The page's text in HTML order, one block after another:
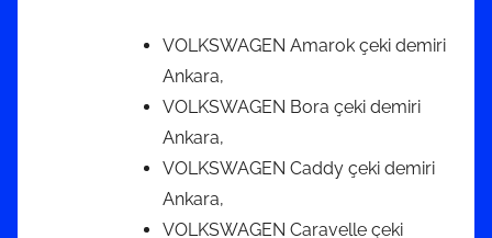
VOLKSWAGEN Amarok çeki demiri
Ankara,
VOLKSWAGEN Bora çeki demiri
Ankara,
VOLKSWAGEN Caddy çeki demiri
Ankara,
VOLKSWAGEN Caravelle çeki